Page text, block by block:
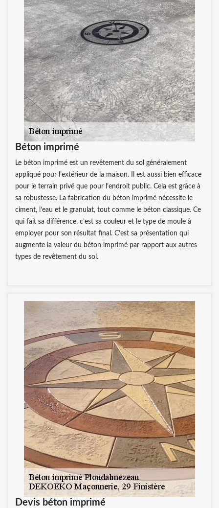
Béton imprimé
Le béton imprimé est un revêtement du sol généralement
appliqué pour l’extérieur de la maison. Il est aussi bien efficace
pour le terrain privé que pour l’endroit public. Cela est grâce à
sa robustesse. La fabrication du béton imprimé nécessite le
ciment, l’eau et le granulat, tout comme le béton classique. Ce
qui fait sa différence, c’est sa couleur et le type de moule à
employer pour son résultat final. C’est sa présentation qui
augmente la valeur du béton imprimé par rapport aux autres
types de revêtement du sol.
Devis béton imprimé